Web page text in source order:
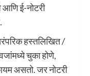
ई-नोटरी
हस्तलिखित /
चुका होणे,
असतो. जर नोटरी